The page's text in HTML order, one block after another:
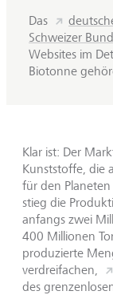
Das
Schweizer
Websites im
Biotonne
Klar ist: Der
Kunststoffe, die
für den
stieg die
anfangs zwei
400 Millionen
produzierte
verdreifachen,
des